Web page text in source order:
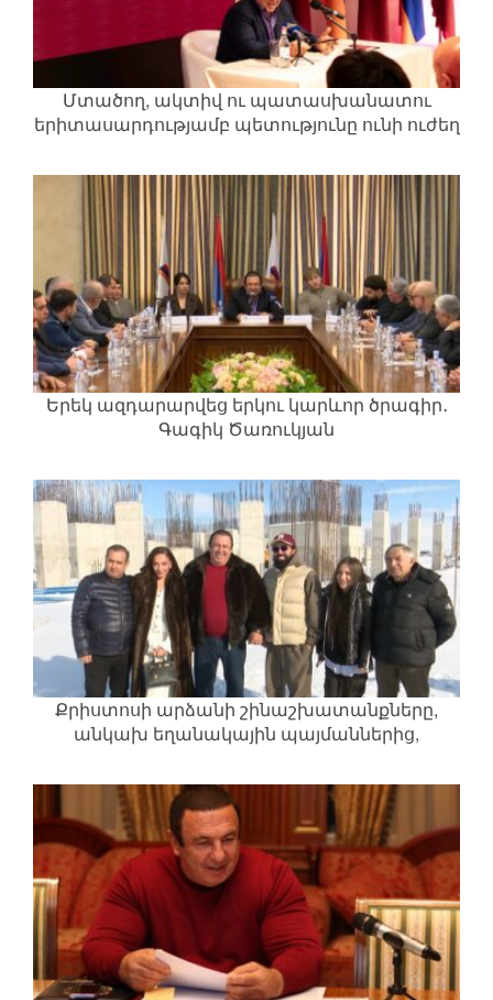
Մտածող, ակտիվ ու պատասխանատու
երիտասարդությամբ պետությունը ունի ուժեղ
Երեկ ազդարարվեց երկու կարևոր ծրագիր․
Գագիկ Ծառուկյան
Քրիստոսի արձանի շինաշխատանքները,
անկախ եղանակային պայմաններից,